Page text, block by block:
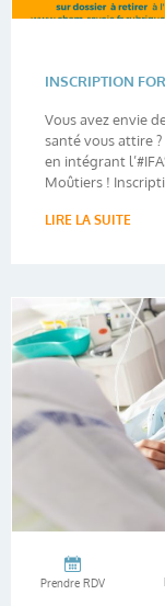
INSCRIPTION
Vous avez envie
santé vous attire ?
en intégrant
Moûtiers !
LIRE LA SUITE
Prendre RDV